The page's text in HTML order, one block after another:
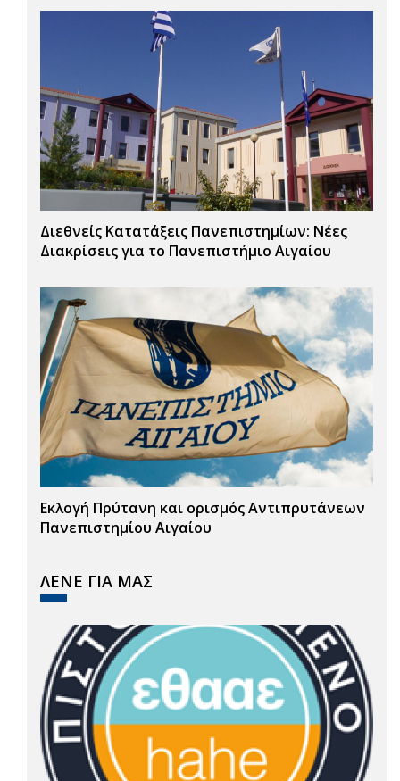
Διεθνείς Κατατάξεις Πανεπιστημίων: Νέες
Διακρίσεις για το Πανεπιστήμιο Αιγαίου
Εκλογή Πρύτανη και ορισμός Αντιπρυτάνεων
Πανεπιστημίου Αιγαίου
ΛΕΝΕ ΓΙΑ ΜΑΣ